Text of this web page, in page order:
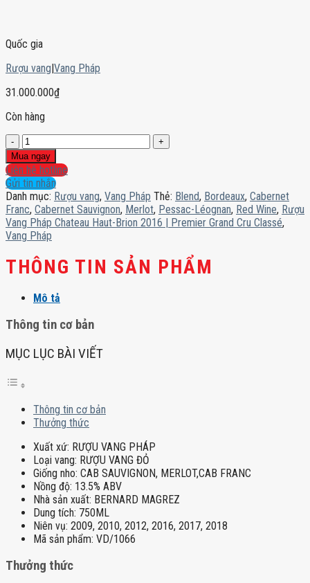
Quốc gia
Rượu vang|Vang Pháp
31.000.000₫
Còn hàng
Rượu
Vang
Pháp
Chateau
Haut-
Brion
2016
|
Premier
Grand
Cru
số
Mua ngay
Liên hệ hotline
Gửi tin nhắn
Danh mục: Rượu vang, Vang Pháp Thẻ: Blend, Bordeaux, Cabernet
Franc, Cabernet Sauvignon, Merlot, Pessac-Léognan, Red Wine, Rượu
Vang Pháp Chateau Haut-Brion 2016 | Premier Grand Cru Classé,
Vang Pháp
THÔNG TIN SẢN PHẨM
Mô tả
Thông tin cơ bản
MỤC LỤC BÀI VIẾT
Thông tin cơ bản
Thưởng thức
Xuất xứ: RƯỢU VANG PHÁP
Loại vang: RƯỢU VANG ĐỎ
Giống nho: CAB SAUVIGNON, MERLOT,CAB FRANC
Nồng độ: 13.5% ABV
Nhà sản xuất: BERNARD MAGREZ
Dung tích: 750ML
Niên vụ: 2009, 2010, 2012, 2016, 2017, 2018
Mã sản phẩm: VD/1066
Thưởng thức